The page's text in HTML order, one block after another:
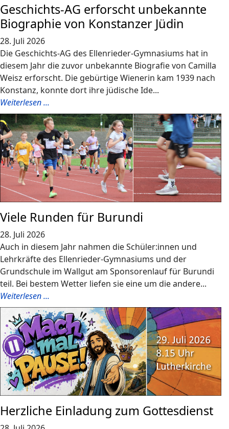
Geschichts-AG erforscht unbekannte
Biographie von Konstanzer Jüdin
28. Juli 2026
Die Geschichts-AG des Ellenrieder-Gymnasiums hat in
diesem Jahr die zuvor unbekannte Biografie von Camilla
Weisz erforscht. Die gebürtige Wienerin kam 1939 nach
Konstanz, konnte dort ihre jüdische Ide...
Weiterlesen ...
Viele Runden für Burundi
28. Juli 2026
Auch in diesem Jahr nahmen die Schüler:innen und
Lehrkräfte des Ellenrieder-Gymnasiums und der
Grundschule im Wallgut am Sponsorenlauf für Burundi
teil. Bei bestem Wetter liefen sie eine um die andere...
Weiterlesen ...
Herzliche Einladung zum Gottesdienst